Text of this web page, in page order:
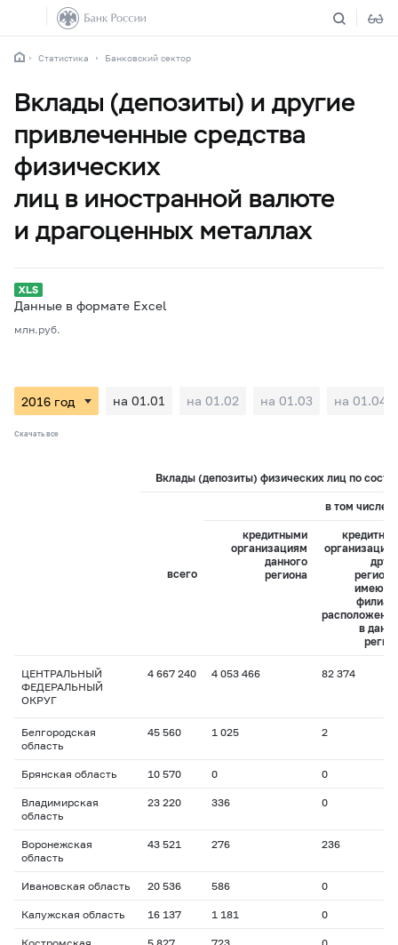
Статистика Банковский сектор
Вклады (депозиты) и другие
привлеченные средства
физических
лиц в иностранной валюте
и драгоценных металлах
Данные в формате Excel
млн.руб.
на 01.01 на 01.02 на 01.03 на 01.04
Скачать все
Вклады (депозиты) физических лиц по
всего
в том числе:
кредитными
организациям
данного
региона
в
ЦЕНТРАЛЬНЫЙ
ФЕДЕРАЛЬНЫЙ
ОКРУГ
4 667 240 4 053 466 82 374
Белгородская
область
45 560 1 025 2
Брянская область 10 570 0 0
Владимирская
область
23 220 336 0
Воронежская
область
43 521 276 236
Ивановская область 20 536 586 0
Калужская область 16 137 1 181 0